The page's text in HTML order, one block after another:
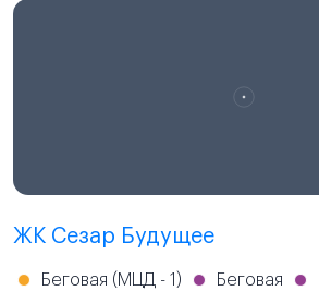
ЖК Сезар Будущее
Беговая (МЦД - 1) Беговая